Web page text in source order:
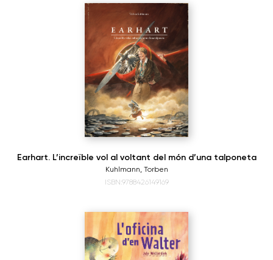
Earhart. L’increïble vol al voltant del món d’una talponeta
Kuhlmann, Torben
ISBN:9788426149169